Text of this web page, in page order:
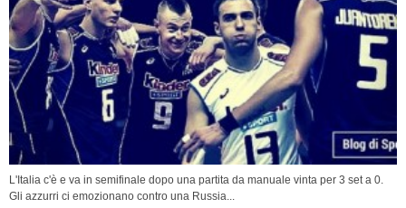
L'Italia c'è e va in semifinale dopo una partita da manuale vinta per 3 set a 0.
Gli azzurri ci emozionano contro una Russia...